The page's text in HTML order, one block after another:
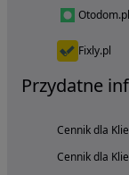
Otodom.pl
Fixly.pl
Przydatne
Cennik dla
Cennik dla